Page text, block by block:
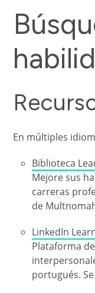
En múltiples
Biblioteca
Mejore sus
carreras
de
LinkedIn
Plataforma
portugués.